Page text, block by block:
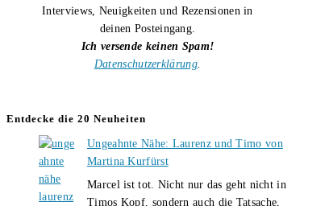
Interviews, Neuigkeiten und Rezensionen in
deinen Posteingang.
Ich versende keinen Spam!
Datenschutzerklärung.
Entdecke die 20 Neuheiten
Ungeahnte Nähe: Laurenz und Timo von
Martina Kurfürst
Marcel ist tot. Nicht nur das geht nicht in
Timos Kopf, sondern auch die Tatsache,